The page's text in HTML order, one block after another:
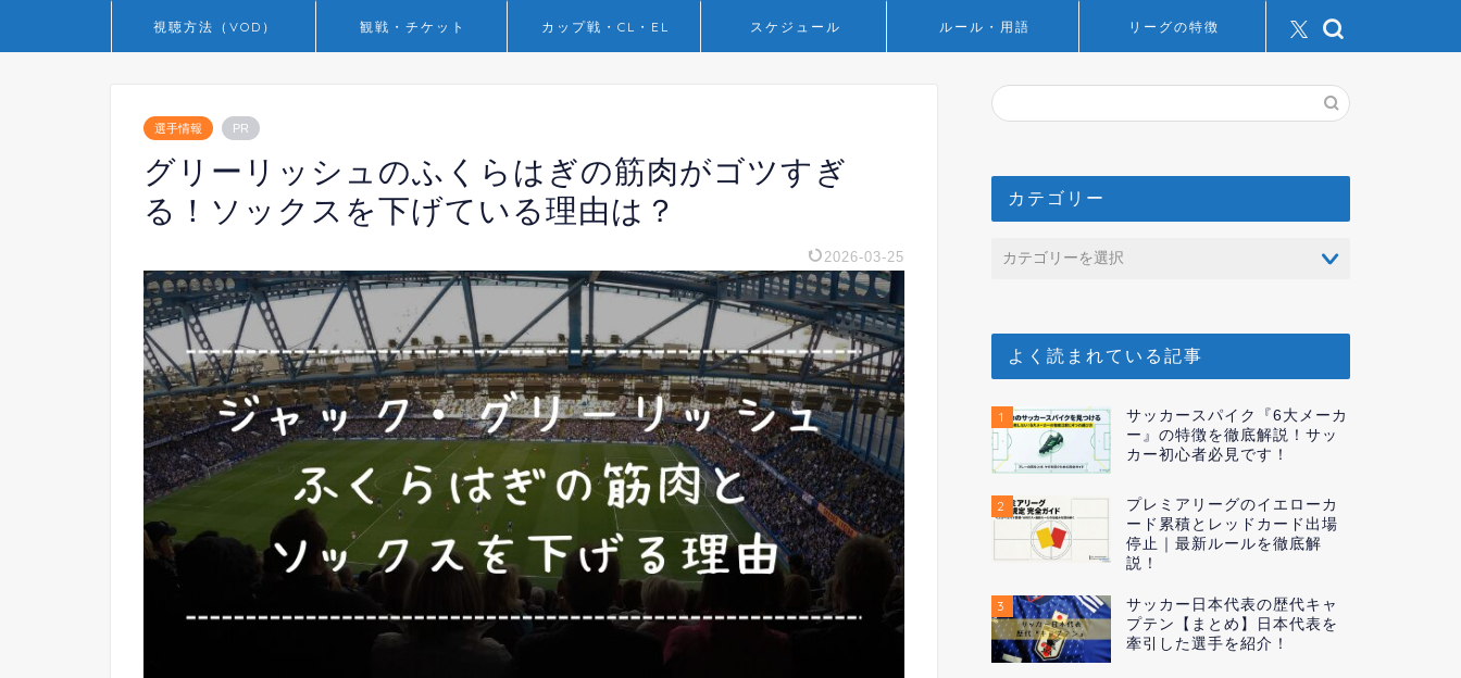
視聴方法（VOD） 観戦・チケット カップ戦・CL・EL スケジュール ルール・用語 リーグの特徴
選手情報 PR
グリーリッシュのふくらはぎの筋肉がゴツすぎ
る！ソックスを下げている理由は？
2026-03-25
カテゴリー
よく読まれている記事
1
サッカースパイク『6大メーカ
ー』の特徴を徹底解説！サッ
カー初心者必見です！
2
プレミアリーグのイエローカ
ード累積とレッドカード出場
停止｜最新ルールを徹底解
説！
3
サッカー日本代表の歴代キャ
プテン【まとめ】日本代表を
牽引した選手を紹介！